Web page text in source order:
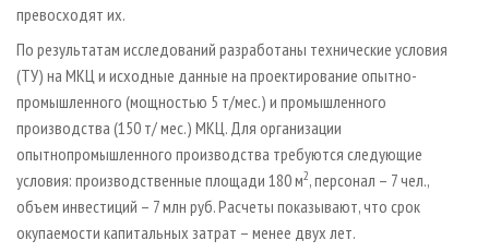
превосходят их.
По результатам исследований разработаны технические условия
(ТУ) на МКЦ и исходные данные на проектирование опытно-
промышленного (мощностью 5 т/мес.) и промышленного
производства (150 т/ мес.) МКЦ. Для организации
опытнопромышленного производства требуются следующие
условия: производственные площади 180 м2, персонал – 7 чел.,
объем инвестиций – 7 млн руб. Расчеты показывают, что срок
окупаемости капитальных затрат – менее двух лет.